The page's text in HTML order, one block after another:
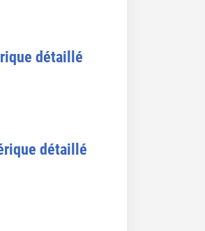
détaillé
détaillé